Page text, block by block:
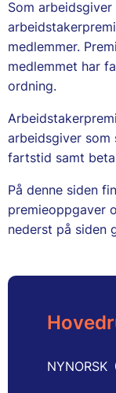
Som
medlemmer.
medlemmet har
ordning.
arbeidsgiver som
fartstid samt
På denne siden
premieoppgaver
nederst på siden
NYNORSK